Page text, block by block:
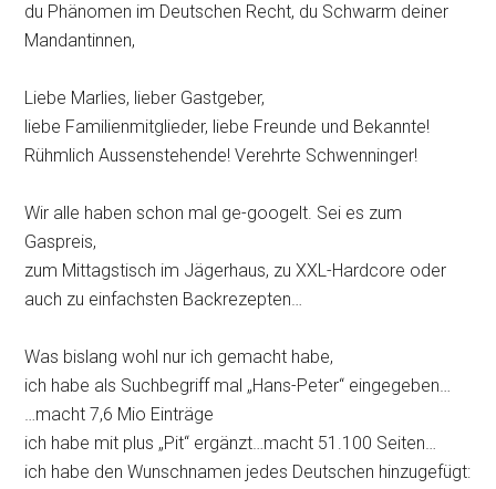
du Phänomen im Deutschen Recht, du Schwarm deiner
Mandantinnen,
Liebe Marlies, lieber Gastgeber,
liebe Familienmitglieder, liebe Freunde und Bekannte!
Rühmlich Aussenstehende! Verehrte Schwenninger!
Wir alle haben schon mal ge-googelt. Sei es zum
Gaspreis,
zum Mittagstisch im Jägerhaus, zu XXL-Hardcore oder
auch zu einfachsten Backrezepten…
Was bislang wohl nur ich gemacht habe,
ich habe als Suchbegriff mal „Hans-Peter“ eingegeben…
…macht 7,6 Mio Einträge
ich habe mit plus „Pit“ ergänzt…macht 51.100 Seiten…
ich habe den Wunschnamen jedes Deutschen hinzugefügt: